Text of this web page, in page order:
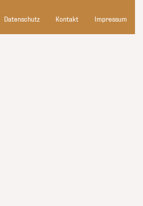
Datenschutz Kontakt Impressum